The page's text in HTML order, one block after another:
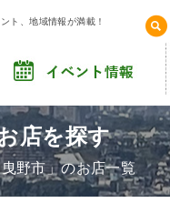
ト、地域情報が満載！
店を探す
野市」のお店一覧